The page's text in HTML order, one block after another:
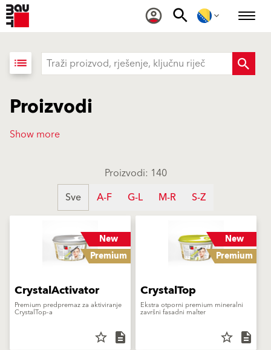
list
Proizvodi
Show more
Proizvodi: 140
Sve
A-F G-L M-R S-Z
New
Premium
CrystalActivator
Premium predpremaz za aktiviranje
CrystalTop-a
star_border description
New
Premium
CrystalTop
Ekstra otporni premium mineralni
završni fasadni malter
star_border description